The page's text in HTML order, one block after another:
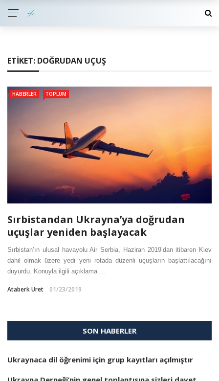
ETIKET: DOĞRUDAN UÇUŞ
HABERLER TOPLUM
Sırbistandan Ukrayna’ya doğrudan
uçuşlar yeniden başlayacak
Sırbistan’ın ulusal havayolu Air Serbia, Haziran 2019’dan itibaren Kiev
dahil olmak üzere yedi yeni rotada düzenli uçuşların başlattılacağını
duyurdu. Konuyla ilgili açıklama ...
Ataberk Üret 01/23/2019
SON HABERLER
Ukraynaca dil öğrenimi için grup kayıtları açılmıştır